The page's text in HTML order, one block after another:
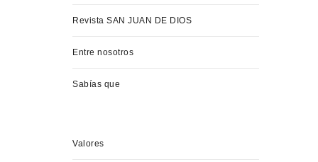
Revista SAN JUAN DE DIOS
Entre nosotros
Sabías que
Valores